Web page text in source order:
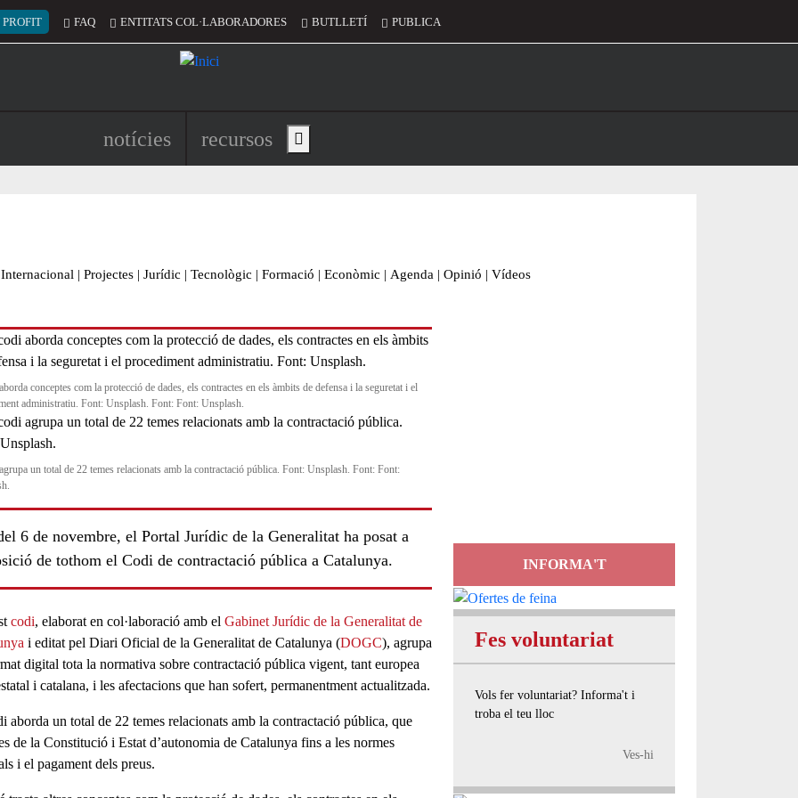
del compte d'usuari
PROFIT FAQ ENTITATS COL·LABORADORES BUTLLETÍ PUBLICA
Navegació principal de l'encapçalament
notícies recursos Show main menu
Internacional | Projectes | Jurídic | Tecnològic | Formació | Econòmic | Agenda | Opinió | Vídeos
conceptes com la protecció de dades, els contractes en els àmbits de defensa i la seguretat i el
administratiu. Font: Unsplash. Font: Font: Unsplash.
un total de 22 temes relacionats amb la contractació pública. Font: Unsplash. Font: Font:
6 de novembre, el Portal Jurídic de la Generalitat ha posat a
de tothom el Codi de contractació pública a Catalunya.
codi, elaborat en col·laboració amb el Gabinet Jurídic de la Generalitat de
i editat pel Diari Oficial de la Generalitat de Catalunya (DOGC), agrupa
digital tota la normativa sobre contractació pública vigent, tant europea
i catalana, i les afectacions que han sofert, permanentment actualitzada.
aborda un total de 22 temesrelacionats amb la contractació pública, que
de la Constitució i Estat d’autonomia de Catalunya fins a les normes
i el pagament dels preus.
INFORMA'T
Fes voluntariat
Vols fer voluntariat? Informa't i
troba el teu lloc
Ves-hi